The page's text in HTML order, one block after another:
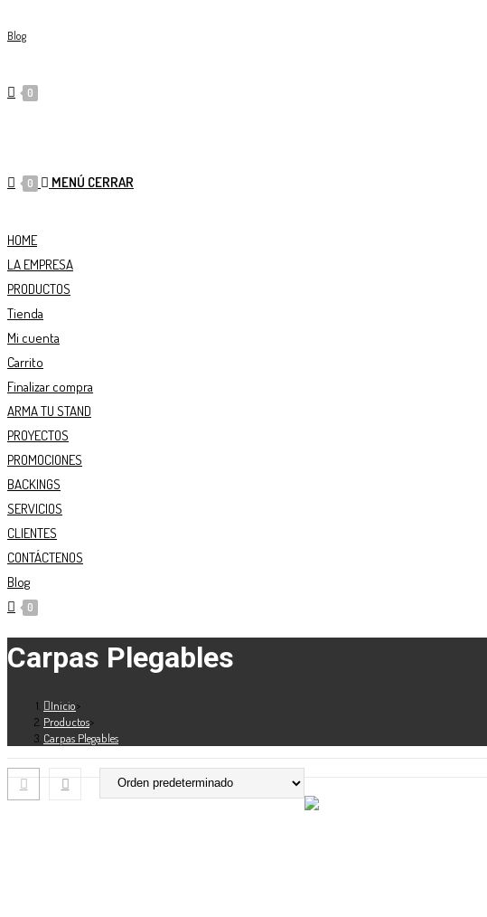
Blog
0
0 MENÚ CERRAR
HOME
LA EMPRESA
PRODUCTOS
Tienda
Mi cuenta
Carrito
Finalizar compra
ARMA TU STAND
PROYECTOS
PROMOCIONES
BACKINGS
SERVICIOS
CLIENTES
CONTÁCTENOS
Blog
0
Carpas Plegables
Inicio>
Productos>
Carpas Plegables